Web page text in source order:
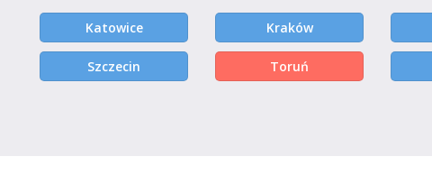
Katowice
Szczecin
Kraków
Toruń